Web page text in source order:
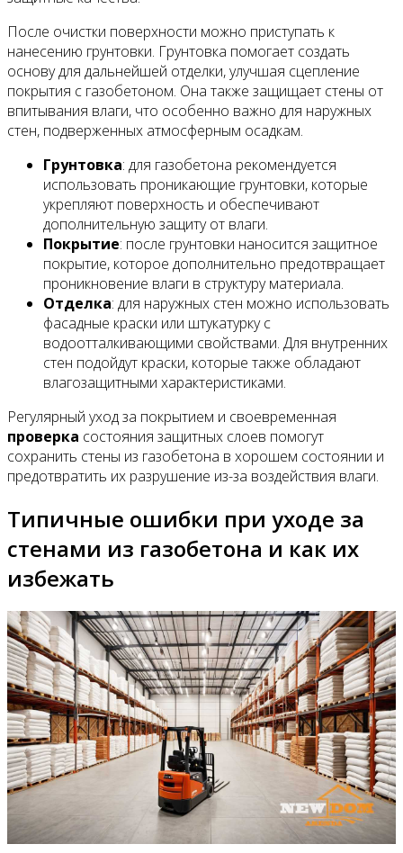
После очистки поверхности можно приступать к
нанесению грунтовки. Грунтовка помогает создать
основу для дальнейшей отделки, улучшая сцепление
покрытия с газобетоном. Она также защищает стены от
впитывания влаги, что особенно важно для наружных
стен, подверженных атмосферным осадкам.
Грунтовка: для газобетона рекомендуется
использовать проникающие грунтовки, которые
укрепляют поверхность и обеспечивают
дополнительную защиту от влаги.
Покрытие: после грунтовки наносится защитное
покрытие, которое дополнительно предотвращает
проникновение влаги в структуру материала.
Отделка: для наружных стен можно использовать
фасадные краски или штукатурку с
водоотталкивающими свойствами. Для внутренних
стен подойдут краски, которые также обладают
влагозащитными характеристиками.
Регулярный уход за покрытием и своевременная
проверка состояния защитных слоев помогут
сохранить стены из газобетона в хорошем состоянии и
предотвратить их разрушение из-за воздействия влаги.
Типичные ошибки при уходе за
стенами из газобетона и как их
избежать